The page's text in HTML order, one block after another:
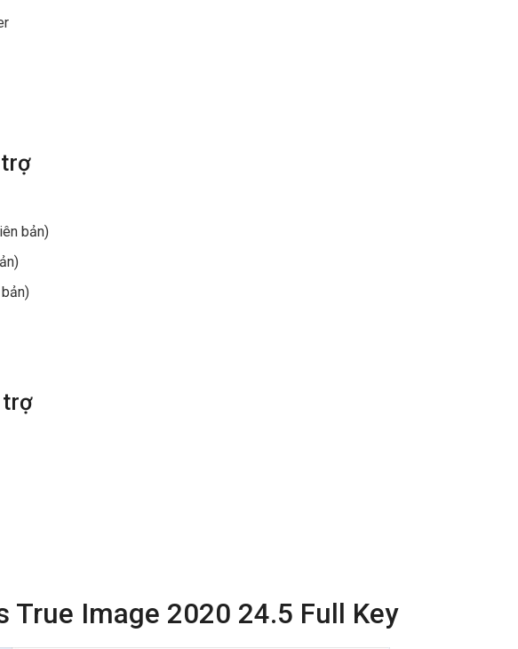
trợ
bản)
trợ
True Image 2020 24.5 Full Key